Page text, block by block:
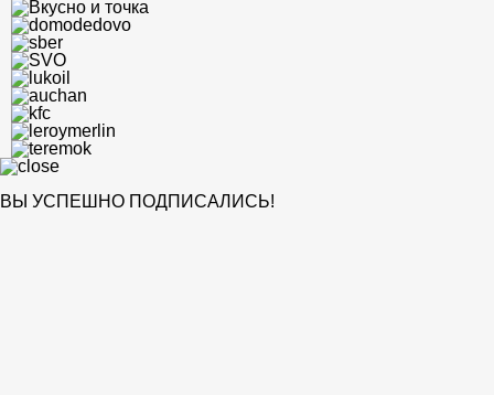
ВЫ УСПЕШНО ПОДПИСАЛИСЬ!